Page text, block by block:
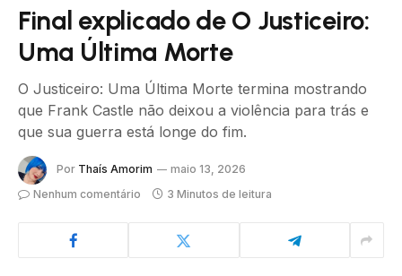
Final explicado de O Justiceiro:
Uma Última Morte
O Justiceiro: Uma Última Morte termina mostrando
que Frank Castle não deixou a violência para trás e
que sua guerra está longe do fim.
Por Thaís Amorim
maio 13, 2026
Nenhum comentário
3 Minutos de leitura